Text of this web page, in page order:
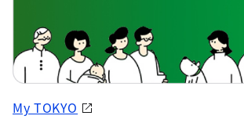
My TOKYO